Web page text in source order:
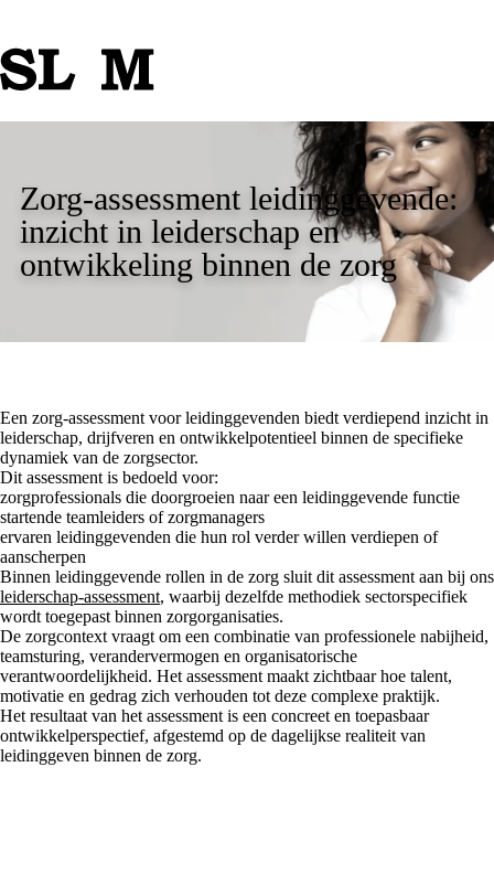
Zorg-assessment leidinggevende:
inzicht in leiderschap en
ontwikkeling binnen de zorg
Een zorg-assessment voor leidinggevenden biedt verdiepend inzicht in
leiderschap, drijfveren en ontwikkelpotentieel binnen de specifieke
dynamiek van de zorgsector.
Dit assessment is bedoeld voor:
zorgprofessionals die doorgroeien naar een leidinggevende functie
startende teamleiders of zorgmanagers
ervaren leidinggevenden die hun rol verder willen verdiepen of
aanscherpen
Binnen leidinggevende rollen in de zorg sluit dit assessment aan bij ons
leiderschap-assessment, waarbij dezelfde methodiek sectorspecifiek
wordt toegepast binnen zorgorganisaties.
De zorgcontext vraagt om een combinatie van professionele nabijheid,
teamsturing, verandervermogen en organisatorische
verantwoordelijkheid. Het assessment maakt zichtbaar hoe talent,
motivatie en gedrag zich verhouden tot deze complexe praktijk.
Het resultaat van het assessment is een concreet en toepasbaar
ontwikkelperspectief, afgestemd op de dagelijkse realiteit van
leidinggeven binnen de zorg.